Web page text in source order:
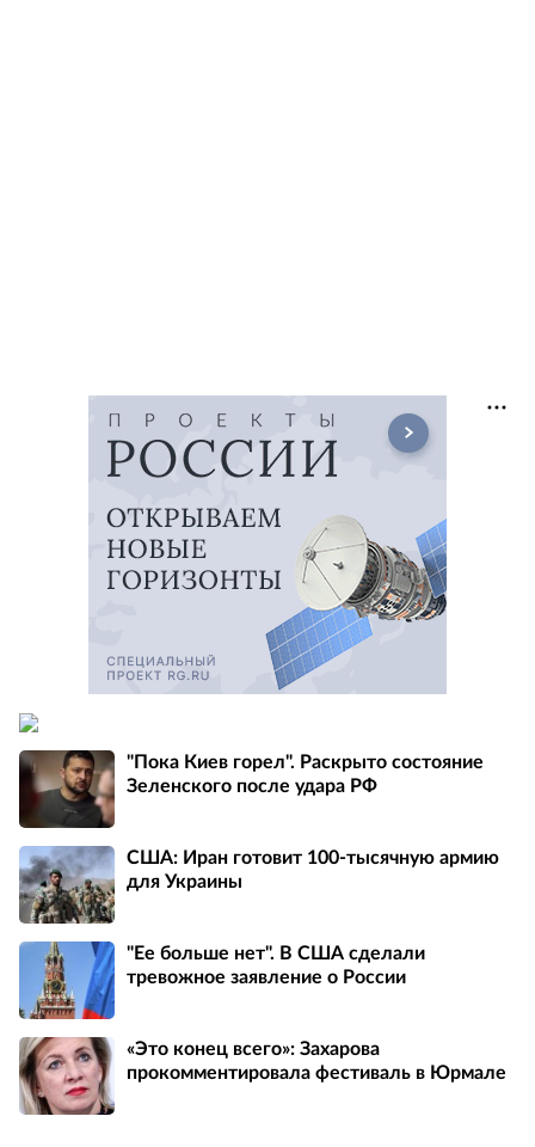
"Пока Киев горел". Раскрыто состояние
Зеленского после удара РФ
США: Иран готовит 100-тысячную армию
для Украины
"Ее больше нет". В США сделали
тревожное заявление о России
«Это конец всего»: Захарова
прокомментировала фестиваль в Юрмале